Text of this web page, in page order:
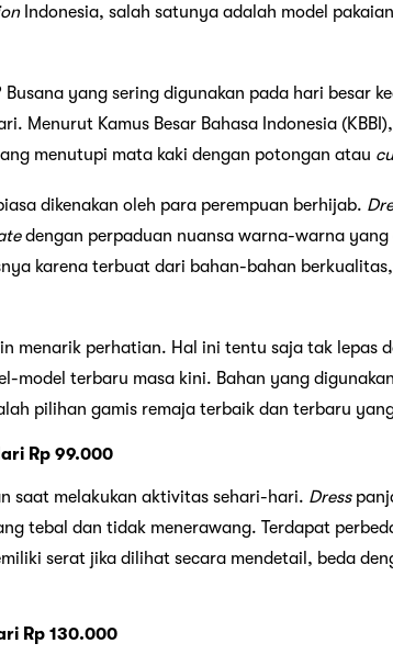
Indonesia, salah satunya adalah model
yang sering digunakan pada hari besar
Menurut Kamus Besar Bahasa Indonesia
menutupi mata kaki dengan potongan atau
dikenakan oleh para perempuan berhijab.
dengan perpaduan nuansa warna-warna yang
karena terbuat dari bahan-bahan
menarik perhatian. Hal ini tentu saja tak lepas
model terbaru masa kini. Bahan yang
pilihan gamis remaja terbaik dan terbaru
Rp 99.000
saat melakukan aktivitas sehari-hari. Dress
tebal dan tidak menerawang. Terdapat
serat jika dilihat secara mendetail, beda
Rp 130.000